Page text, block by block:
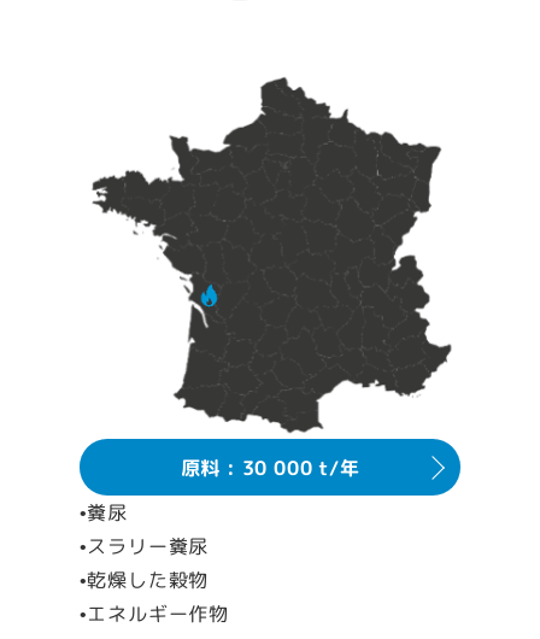
原料 : 30 000 t/年
•糞尿
•スラリー糞尿
•乾燥した穀物
•エネルギー作物